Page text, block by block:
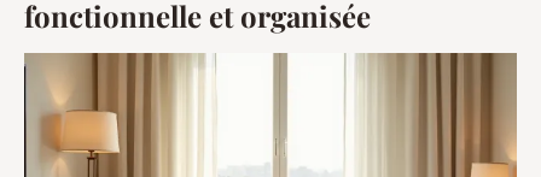
fonctionnelle et organisée